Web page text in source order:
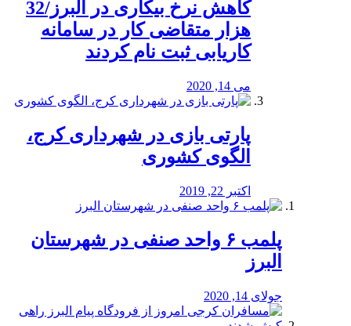
کاهش نرخ بیکاری در البرز/32
هزار متقاضی کار در سامانه
کاریابی ثبت نام کردند
می 14, 2020
پارتی بازی در شهرداری کرج،
الگوی کشوری
اکتبر 22, 2019
پلمب ۶ واحد صنفی در شهرستان
البرز
جولای 14, 2020